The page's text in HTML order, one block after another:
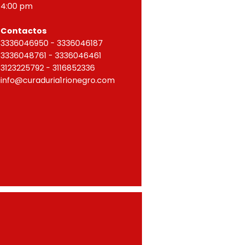
4:00 pm
Contactos
3336046950 - 3336046187
3336048761 - 3336046461
3123225792 - 3116852336
info@curaduria1rionegro.com